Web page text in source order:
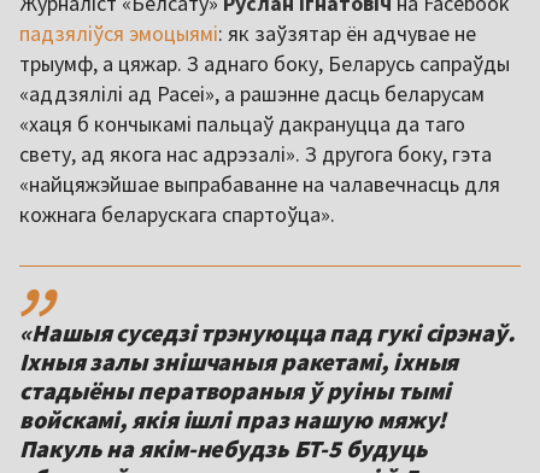
падзяліўся эмоцыямі: як заўзятар ён адчувае не
трыумф, а цяжар. З аднаго боку, Беларусь сапраўды
«аддзялілі ад Расеі», а рашэнне дасць беларусам
«хаця б кончыкамі пальцаў дакрануцца да таго
свету, ад якога нас адрэзалі». З другога боку, гэта
«найцяжэйшае выпрабаванне на чалавечнасць для
кожнага беларускага спартоўца».
,,
«Нашыя суседзі трэнуюцца пад гукі сірэнаў.
Іхныя залы знішчаныя ракетамі, іхныя
стадыёны ператвораныя ў руіны тымі
войскамі, якія ішлі праз нашую мяжу!
Пакуль на якім-небудзь БТ-5 будуць